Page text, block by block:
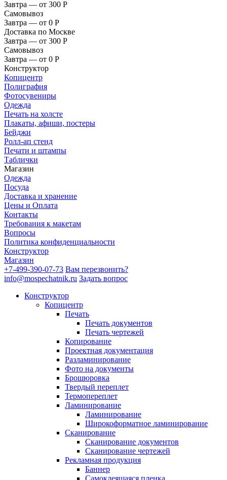
Завтра — от 300 Р
Самовывоз
Завтра — от 0 Р
Доставка по Москве
Завтра — от 300 Р
Самовывоз
Завтра — от 0 Р
Конструктор
Копицентр
Полиграфия
Фотосувениры
Одежда
Печать на холсте
Плакаты, афиши, постеры
Бейджи
Ролл-ап стенд
Печати и штампы
Таблички
Магазин
Одежда
Посуда
Доставка и хранение
Цены и Оплата
Контакты
Требования к макетам
Вопросы
Политика конфиденциальности
Конструктор
Магазин
+7-499-390-07-73 Вам перезвонить?
info@mospechatnik.ru Задать вопрос
Конструктор
Копицентр
Печать
Печать документов
Печать чертежей
Копирование
Проектная документация
Разламинирование
Фото на документы
Брошюровка
Твердый переплет
Термопереплет
Ламинирование
Ламинирование
Широкоформатное ламинирование
Сканирование
Сканирование документов
Сканирование чертежей
Рекламная продукция
Баннер
Самоклеящаяся пленка